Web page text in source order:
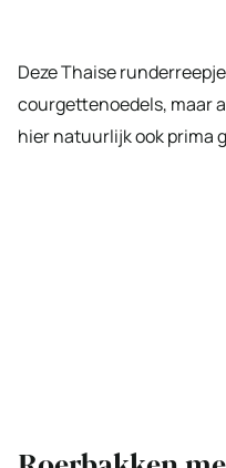
Deze Thaise
courgettenoedels, maar
hier natuurlijk ook prima